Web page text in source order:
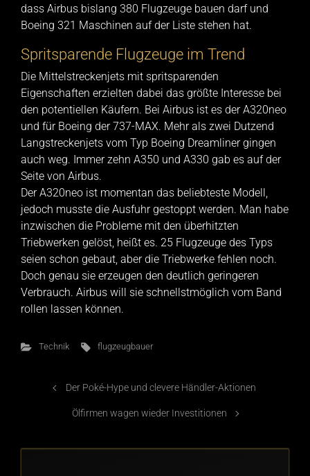
dass Airbus bislang 380 Flugzeuge bauen darf und
Boeing 321 Maschinen auf der Liste stehen hat.
Spritsparende Flugzeuge im Trend
Die Mittelstreckenjets mit spritsparenden
Eigenschaften erzielten dabei das größte Interesse bei
den potentiellen Käufern. Bei Airbus ist es der A320neo
und für Boeing der 737-MAX. Mehr als zwei Dutzend
Langstreckenjets vom Typ Boeing Dreamliner gingen
auch weg. Immer zehn A350 und A330 gab es auf der
Seite von Airbus.
Der A320neo ist momentan das beliebteste Modell,
jedoch musste die Ausfuhr gestoppt werden. Man habe
inzwischen die Probleme mit den überhitzten
Triebwerken gelöst, heißt es. 25 Flugzeuge des Typs
seien schon gebaut, aber die Triebwerke fehlen noch.
Doch genau sie erzeugen den deutlich geringeren
Verbrauch. Airbus will sie schnellstmöglich vom Band
rollen lassen können.
Technik flugzeugbauer
Der Poké-Hype und clevere Händler-Aktionen
Ölfirmen wagen wieder Investitionen